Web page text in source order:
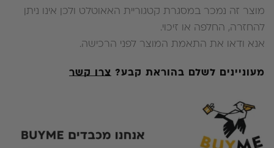
מוצר זה נמכר במסגרת קטגוריית האאוטלט ולכן אינו ניתן
להחזרה, החלפה או זיכוי.
אנא ודאו את התאמת המוצר לפני הרכישה.
מעוניינים לשלם בהוראת קבע? צרו קשר